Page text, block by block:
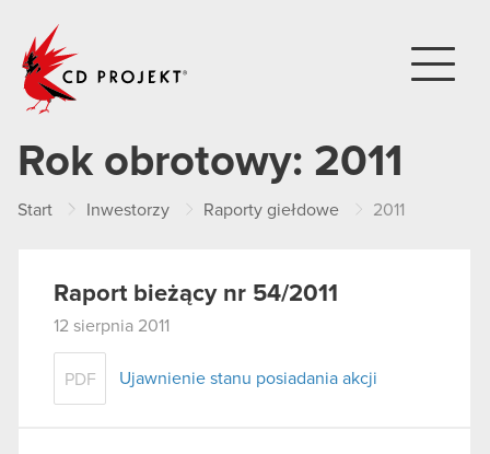
Rok obrotowy: 2011
Start Inwestorzy Raporty giełdowe 2011
Raport bieżący nr 54/2011
12 sierpnia 2011
PDF Ujawnienie stanu posiadania akcji